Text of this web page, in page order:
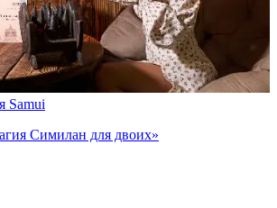
Samui
Симилан для двоих»